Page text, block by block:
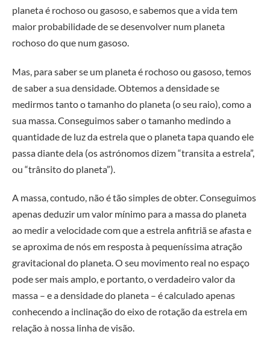
planeta é rochoso ou gasoso, e sabemos que a vida tem
maior probabilidade de se desenvolver num planeta
rochoso do que num gasoso.
Mas, para saber se um planeta é rochoso ou gasoso, temos
de saber a sua densidade. Obtemos a densidade se
medirmos tanto o tamanho do planeta (o seu raio), como a
sua massa. Conseguimos saber o tamanho medindo a
quantidade de luz da estrela que o planeta tapa quando ele
passa diante dela (os astrónomos dizem “transita a estrela”,
ou “trânsito do planeta”).
A massa, contudo, não é tão simples de obter. Conseguimos
apenas deduzir um valor mínimo para a massa do planeta
ao medir a velocidade com que a estrela anfitriã se afasta e
se aproxima de nós em resposta à pequeníssima atração
gravitacional do planeta. O seu movimento real no espaço
pode ser mais amplo, e portanto, o verdadeiro valor da
massa – e a densidade do planeta – é calculado apenas
conhecendo a inclinação do eixo de rotação da estrela em
relação à nossa linha de visão.